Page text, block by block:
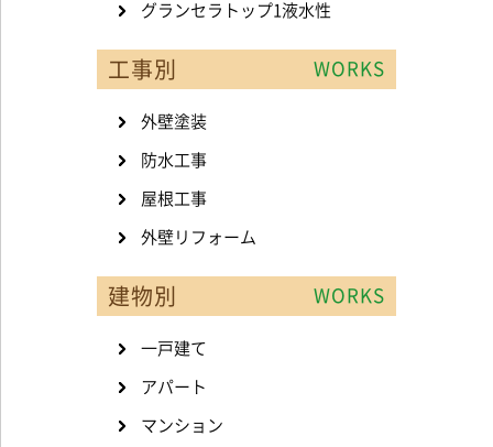
グランセラトップ1液水性
工事別 WORKS
外壁塗装
防水工事
屋根工事
外壁リフォーム
建物別 WORKS
一戸建て
アパート
マンション